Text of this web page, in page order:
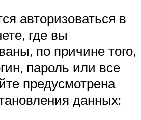
авторизоваться в
где вы
по причине того,
пароль или все
предусмотрена
данных: